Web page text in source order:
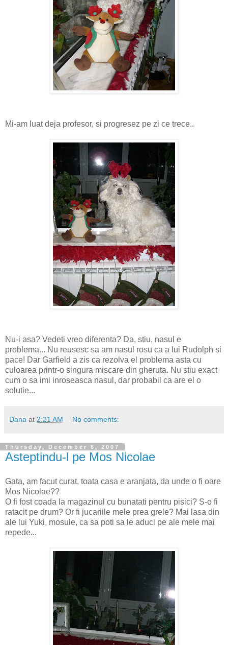
Mi-am luat deja profesor, si progresez pe zi ce trece..
Nu-i asa? Vedeti vreo diferenta? Da, stiu, nasul e
problema... Nu reusesc sa am nasul rosu ca a lui Rudolph si
pace! Dar Garfield a zis ca rezolva el problema asta cu
culoarea printr-o singura miscare din gheruta. Nu stiu exact
cum o sa imi inroseasca nasul, dar probabil ca are el o
solutie...
Dana at 2:21 AM No comments:
Thursday, December 6, 2007
Asteptindu-l pe Mos Nicolae
Gata, am facut curat, toata casa e aranjata, da unde o fi oare
Mos Nicolae??
O fi fost coada la magazinul cu bunatati pentru pisici? S-o fi
ratacit pe drum? Or fi jucariile mele prea grele? Mai lasa din
ale lui Yuki, mosule, ca sa poti sa le aduci pe ale mele mai
repede...